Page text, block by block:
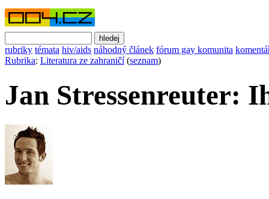
rubriky témata hiv/aids náhodný článek fórum gay komunita
Rubrika: Literatura ze zahraničí(seznam)
Jan Stressenreuter: